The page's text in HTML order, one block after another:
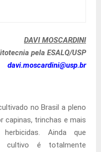
DAVI MOSCARDINI
pela ESALQ/USP
davi.moscardini@usp.br
no Brasil a pleno
capinas, trinchas e mais
Ainda que
cultivo é totalmente